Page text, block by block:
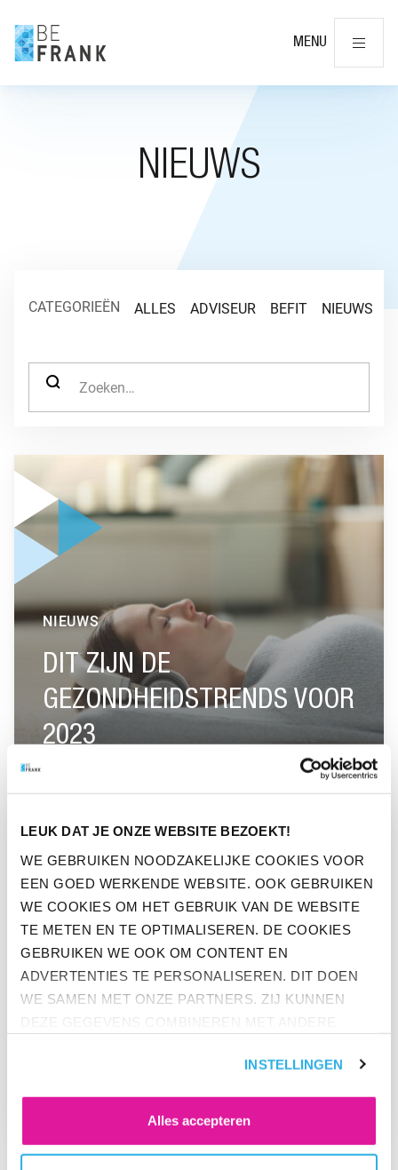
LEUK DAT JE ONZE WEBSITE BEZOEKT!
WE GEBRUIKEN NOODZAKELIJKE COOKIES VOOR
EEN GOED WERKENDE WEBSITE. OOK GEBRUIKEN
WE COOKIES OM HET GEBRUIK VAN DE WEBSITE
TE METEN EN TE OPTIMALISEREN. DE COOKIES
GEBRUIKEN WE OOK OM CONTENT EN
ADVERTENTIES TE PERSONALISEREN. DIT DOEN
WE SAMEN MET ONZE PARTNERS. ZIJ KUNNEN
ACCEPTEREN' ALS JE INSTEMT MET ALLE
NOODZAKELIJKE COOKIES WILT. ONDER 'ZELF
ALTIJD JE TOESTEMMING VOOR DE COOKIES
INSTELLINGEN
Alles accepteren
MENU
NIEUWS
CATEGORIEËN ALLES ADVISEUR BEFIT NIEUWS
ZOEK NAAR:
GA NAAR “DIT ZIJN DE GEZONDHEIDSTRENDS VOOR 2023”
DIT ZIJN DE
GEZONDHEIDSTRENDS VOOR
2023
NIEUWS
ACTIVATIECAMPAGNE ONDER
JONGEREN VAN START
NIEUWS